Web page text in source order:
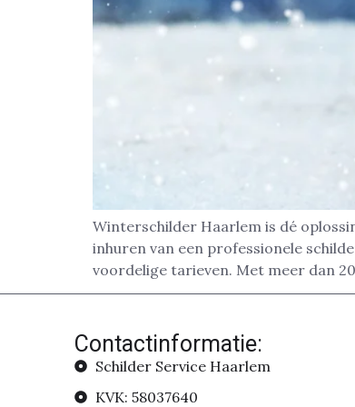
Winterschilder Haarlem is dé
inhuren van een professionele
voordelige tarieven. Met meer dan
Contactinformatie:
Schilder Service Haarlem
KVK: 58037640